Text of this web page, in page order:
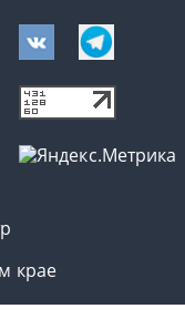
крае